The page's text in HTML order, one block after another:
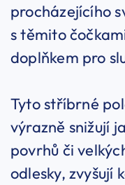
procházejícího
s těmito
doplňkem pro
Tyto stříbrné
výrazně snižují
povrhů či
odlesky, zvyšují